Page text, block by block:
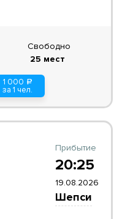
1 000 a
за 1 чел.
Свободно
25 мест
Прибытие
20:25
19.08.2026
Шепси